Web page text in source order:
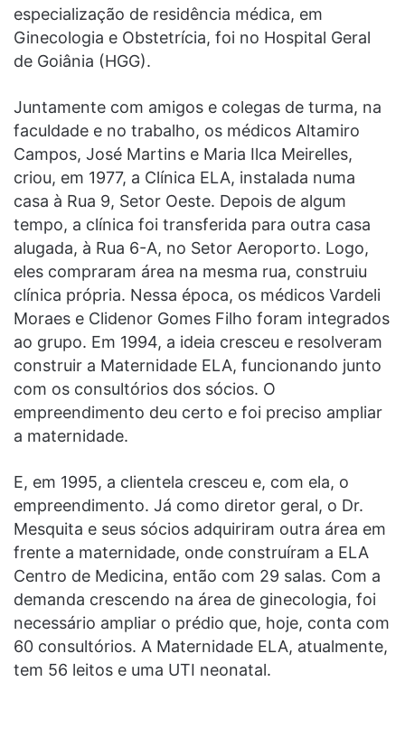
especialização de residência médica, em
Ginecologia e Obstetrícia, foi no Hospital Geral
de Goiânia (HGG).
Juntamente com amigos e colegas de turma, na
faculdade e no trabalho, os médicos Altamiro
Campos, José Martins e Maria Ilca Meirelles,
criou, em 1977, a Clínica ELA, instalada numa
casa à Rua 9, Setor Oeste. Depois de algum
tempo, a clínica foi transferida para outra casa
alugada, à Rua 6-A, no Setor Aeroporto. Logo,
eles compraram área na mesma rua, construiu
clínica própria. Nessa época, os médicos Vardeli
Moraes e Clidenor Gomes Filho foram integrados
ao grupo. Em 1994, a ideia cresceu e resolveram
construir a Maternidade ELA, funcionando junto
com os consultórios dos sócios. O
empreendimento deu certo e foi preciso ampliar
a maternidade.
E, em 1995, a clientela cresceu e, com ela, o
empreendimento. Já como diretor geral, o Dr.
Mesquita e seus sócios adquiriram outra área em
frente a maternidade, onde construíram a ELA
Centro de Medicina, então com 29 salas. Com a
demanda crescendo na área de ginecologia, foi
necessário ampliar o prédio que, hoje, conta com
60 consultórios. A Maternidade ELA, atualmente,
tem 56 leitos e uma UTI neonatal.